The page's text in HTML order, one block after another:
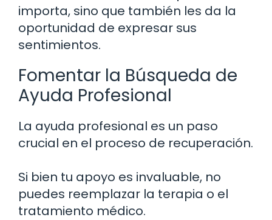
importa, sino que también les da la
oportunidad de expresar sus
sentimientos.
Fomentar la Búsqueda de
Ayuda Profesional
La ayuda profesional es un paso
crucial en el proceso de recuperación.
Si bien tu apoyo es invaluable, no
puedes reemplazar la terapia o el
tratamiento médico.